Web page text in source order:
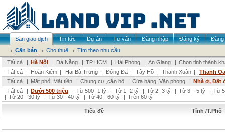
Sàn giao dịch Tin tức Dự án Tư vấn Đăng nhập Đăng ký
Đăng
Cần bán
Cho thuê
Tìm theo nhu cầu
Tất cả
| Hà Nội | Đà Nẵng | TP HCM | Hải Phòng | An Giang | Chọn tỉnh thành
Tất cả | Hoàn Kiếm | Hai Bà Trưng | Đống Đa | Tây Hồ | Thanh Xuân |
Thanh
Tất cả
| Mặt phố, Mặt tiền | Chung cư ,căn hộ | Cửa hàng, Văn phòng | Nhà ở, Đất
Tất cả
| Dưới 500 triệu | Từ 500 -1 tỷ | Từ 1 -2 tỷ | Từ 2 -3 tỷ | Từ 3 – 5 tỷ | Từ
| Từ 20 - 30 tỷ | Từ 30 - 40 tỷ | Từ 40 - 60 tỷ | Trên 60 tỷ
Tiêu đề Tỉnh /T.Phố